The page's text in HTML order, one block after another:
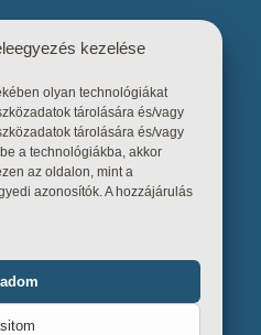
kezelése
olyan technológiákat
tárolására és/vagy
tárolására és/vagy
a technológiákba, akkor
az oldalon, mint a
azonosítók. A hozzájárulás